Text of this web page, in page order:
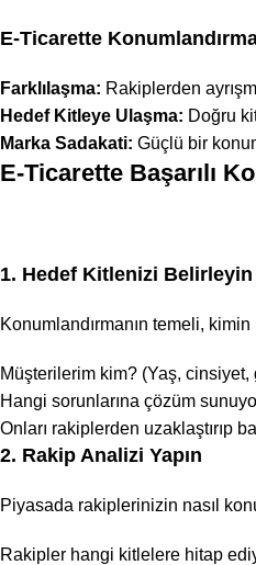
E-Ticarette
Farklılaşma: Rakiplerden
Hedef Kitleye Ulaşma: Doğru
Marka Sadakati: Güçlü bir
E-Ticarette Başarılı
1. Hedef Kitlenizi Belirleyin
Konumlandırmanın temeli,
Müşterilerim kim? (Yaş,
Hangi sorunlarına çözüm
Onları rakiplerden uzaklaştırıp
2. Rakip Analizi Yapın
Piyasada rakiplerinizin nasıl
Rakipler hangi kitlelere hitap